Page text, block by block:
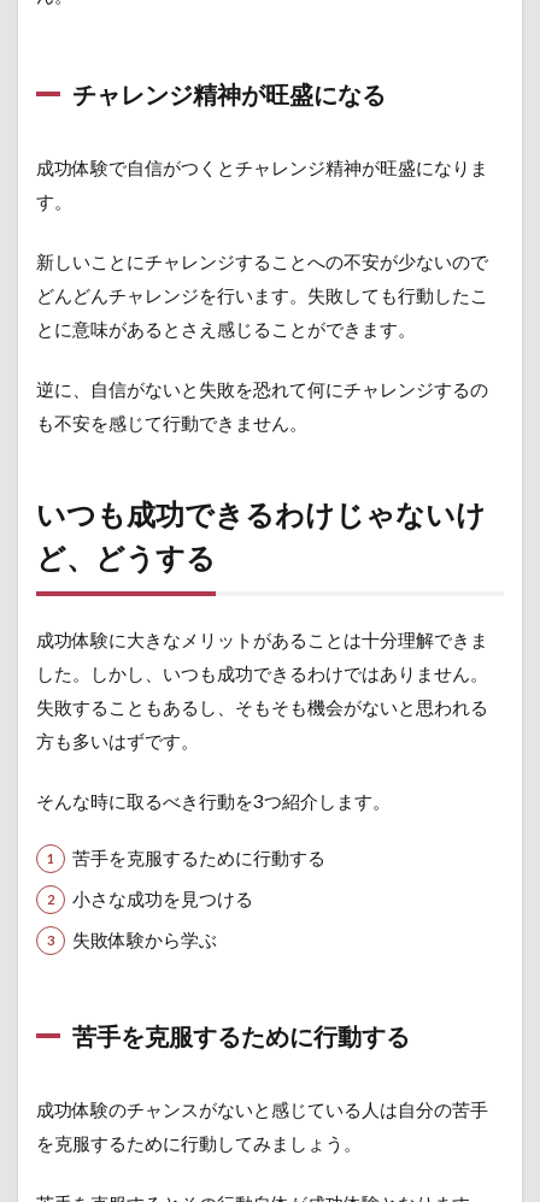
ける
失敗
ぶ
3
自身
も、
部下
の育
「成
長」
に必
要な
考え
チャレンジ精神が旺盛になる
成功体験で自信がつくとチャレンジ精神が旺盛になりま
す。
新しいことにチャレンジすることへの不安が少ないので
どんどんチャレンジを行います。失敗しても行動したこ
とに意味があるとさえ感じることができます。
逆に、自信がないと失敗を恐れて何にチャレンジするの
も不安を感じて行動できません。
いつも成功できるわけじゃないけ
ど、どうする
成功体験に大きなメリットがあることは十分理解できま
した。しかし、いつも成功できるわけではありません。
失敗することもあるし、そもそも機会がないと思われる
方も多いはずです。
そんな時に取るべき行動を3つ紹介します。
苦手を克服するために行動する
小さな成功を見つける
失敗体験から学ぶ
苦手を克服するために行動する
成功体験のチャンスがないと感じている人は自分の苦手
を克服するために行動してみましょう。